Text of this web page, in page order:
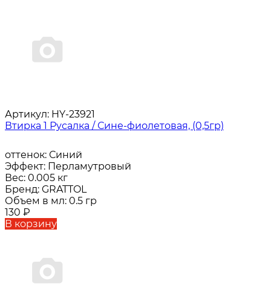
Артикул: HY-23921
Втирка 1 Русалка / Сине-фиолетовая, (0,5гр)
оттенок: Синий
Эффект: Перламутровый
Вес: 0.005 кг
Бренд: GRATTOL
Объем в мл: 0.5 гр
130 ₽
В корзину